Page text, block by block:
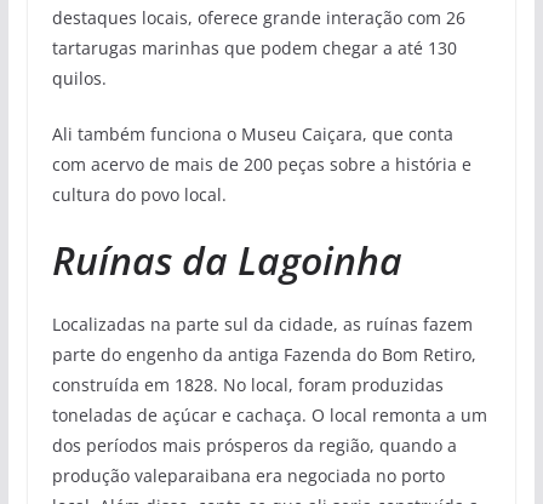
destaques locais, oferece grande interação com 26
tartarugas marinhas que podem chegar a até 130
quilos.
Ali também funciona o Museu Caiçara, que conta
com acervo de mais de 200 peças sobre a história e
cultura do povo local.
Ruínas da Lagoinha
Localizadas na parte sul da cidade, as ruínas fazem
parte do engenho da antiga Fazenda do Bom Retiro,
construída em 1828. No local, foram produzidas
toneladas de açúcar e cachaça. O local remonta a um
dos períodos mais prósperos da região, quando a
produção valeparaibana era negociada no porto